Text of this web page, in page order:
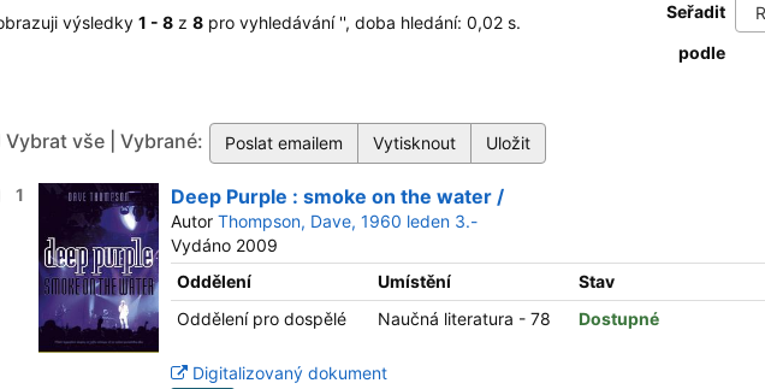
výsledky 1 - 8 z 8 pro vyhledávání '', doba hledání: 0,02 s.
Seřadit
podle
Vybrat vše | Vybrané:
1 Deep Purple : smoke on the water /
Autor Thompson, Dave, 1960 leden 3.-
Vydáno 2009
Oddělení
Umístění
Stav
Oddělení pro dospělé
Naučná literatura - 78 Dostupné
Digitalizovaný dokument